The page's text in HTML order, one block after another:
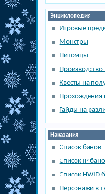
Энциклопедия
Игровые
Монстры
Питомцы
Производство
Квесты на
Прохождения
Гайды на
Наказания
Список банов
Список IP
Список HWID
Персонажи в